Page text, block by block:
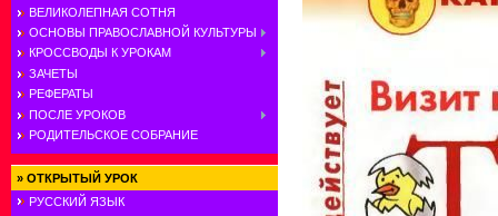
ВЕЛИКОЛЕПНАЯ СОТНЯ
ОСНОВЫ ПРАВОСЛАВНОЙ КУЛЬТУРЫ
КРОССВОДЫ К УРОКАМ
ЗАЧЕТЫ
РЕФЕРАТЫ
ПОСЛЕ УРОКОВ
РОДИТЕЛЬСКОЕ СОБРАНИЕ
» ОТКРЫТЫЙ УРОК
РУССКИЙ ЯЗЫК